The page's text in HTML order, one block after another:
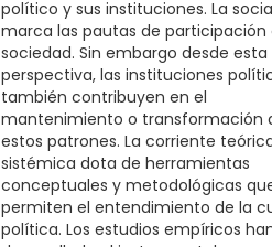
político y sus instituciones. La
marca las pautas de participación
sociedad. Sin embargo desde esta
perspectiva, las instituciones
también contribuyen en el
mantenimiento o transformación
estos patrones. La corriente
sistémica dota de herramientas
conceptuales y metodológicas
permiten el entendimiento de la
política. Los estudios empíricos